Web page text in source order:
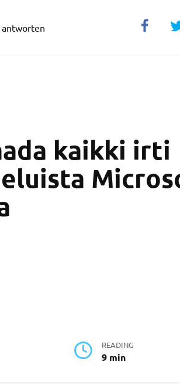
antworten
kaikki irti
READING
9 min